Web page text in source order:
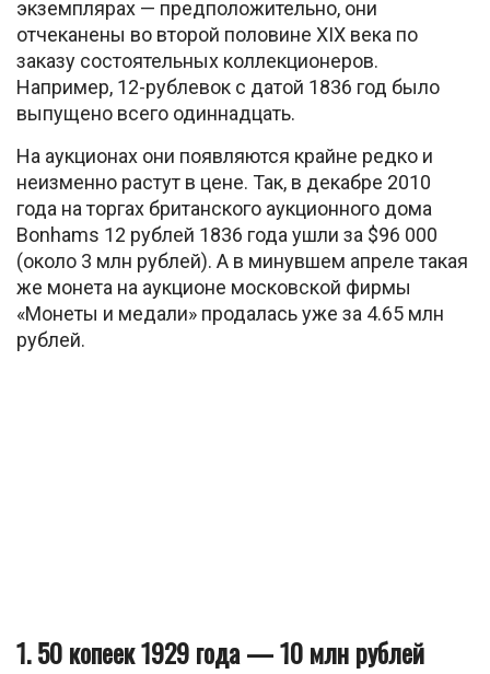
экземплярах — предположительно, они
отчеканены во второй половине XIX века по
заказу состоятельных коллекционеров.
Например, 12-рублевок с датой 1836 год было
выпущено всего одиннадцать.
На аукционах они появляются крайне редко и
неизменно растут в цене. Так, в декабре 2010
года на торгах британского аукционного дома
Bonhams 12 рублей 1836 года ушли за $96 000
(около 3 млн рублей). А в минувшем апреле такая
же монета на аукционе московской фирмы
«Монеты и медали» продалась уже за 4.65 млн
рублей.
1. 50 копеек 1929 года — 10 млн рублей